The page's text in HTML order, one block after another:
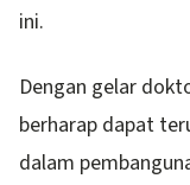
ini.
Dengan gelar
berharap dapat
dalam